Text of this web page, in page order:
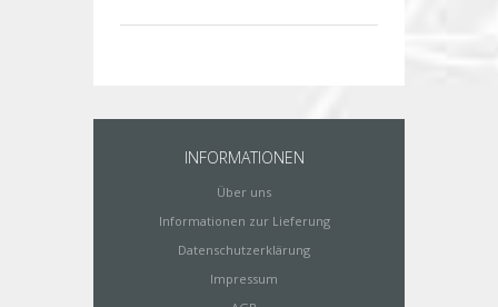
INFORMATIONEN
Über uns
Informationen zur Lieferung
Datenschutzerklärung
Impressum